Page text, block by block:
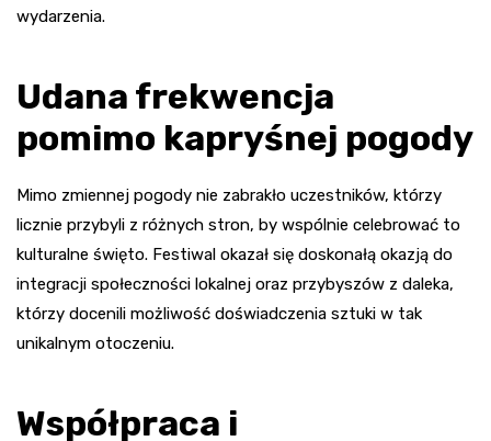
wydarzenia.
Udana frekwencja
pomimo kapryśnej pogody
Mimo zmiennej pogody nie zabrakło uczestników, którzy
licznie przybyli z różnych stron, by wspólnie celebrować to
kulturalne święto. Festiwal okazał się doskonałą okazją do
integracji społeczności lokalnej oraz przybyszów z daleka,
którzy docenili możliwość doświadczenia sztuki w tak
unikalnym otoczeniu.
Współpraca i